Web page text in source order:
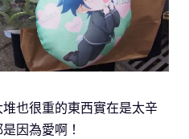
也很重的東西實在是太辛
因為愛啊！